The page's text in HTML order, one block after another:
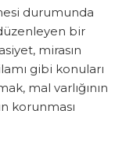
durumunda
düzenleyen bir
mirasın
gibi konuları
mal varlığının
korunması